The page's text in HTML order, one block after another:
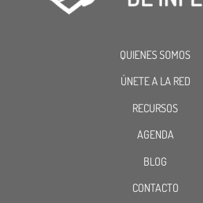
QUIENES SOMOS
ÚNETE A LA RED
RECURSOS
AGENDA
BLOG
CONTACTO